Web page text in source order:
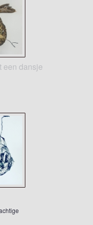
een dansje